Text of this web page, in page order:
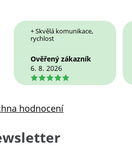
+ Skvělá komunikace,
rychlost
Ověřený zákazník
6. 8. 2026
5
hodnocení